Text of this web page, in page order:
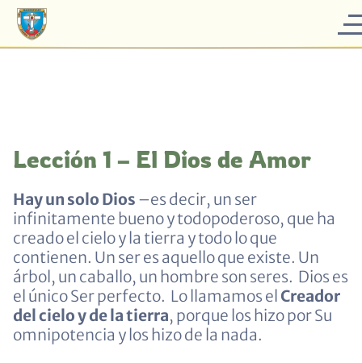
Lección 1 – El Dios de Amor
Hay un solo Dios –es decir, un ser
infinitamente bueno y todopoderoso, que ha
creado el cielo y la tierra y todo lo que
contienen. Un ser es aquello que existe. Un
árbol, un caballo, un hombre son seres. Dios es
el único Ser perfecto. Lo llamamos el Creador
del cielo y de la tierra, porque los hizo por Su
omnipotencia y los hizo de la nada.